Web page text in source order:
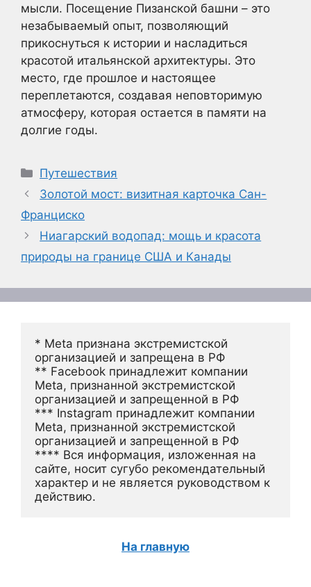
мысли. Посещение Пизанской башни – это
незабываемый опыт, позволяющий
прикоснуться к истории и насладиться
красотой итальянской архитектуры. Это
место, где прошлое и настоящее
переплетаются, создавая неповторимую
атмосферу, которая остается в памяти на
долгие годы.
Рубрики
Путешествия
Золотой мост: визитная карточка Сан-
Франциско
Ниагарский водопад: мощь и красота
природы на границе США и Канады
* Meta признана экстремистской
организацией и запрещена в РФ
** Facebook принадлежит компании
Meta, признанной экстремистской
организацией и запрещенной в РФ
*** Instagram принадлежит компании
Meta, признанной экстремистской
организацией и запрещенной в РФ
**** Вся информация, изложенная на
сайте, носит сугубо рекомендательный
характер и не является руководством к
действию.
На главную